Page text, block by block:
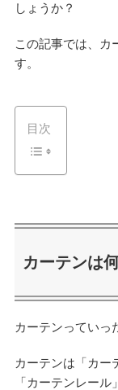
しょうか？
この記事では、カ
す。
目次
カーテンは
カーテンっていっ
カーテンは「カー
「カーテンレー